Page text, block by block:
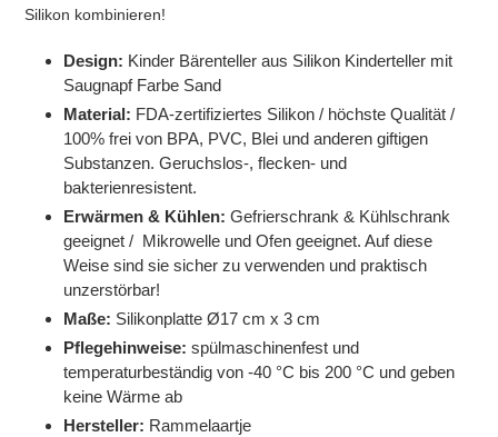
Silikon kombinieren!
Design: Kinder Bärenteller aus Silikon Kinderteller mit
Saugnapf Farbe Sand
Material: FDA-zertifiziertes Silikon / höchste Qualität /
100% frei von BPA, PVC, Blei und anderen giftigen
Substanzen. Geruchslos-, flecken- und
bakterienresistent.
Erwärmen & Kühlen: Gefrierschrank & Kühlschrank
geeignet / Mikrowelle und Ofen geeignet. Auf diese
Weise sind sie sicher zu verwenden und praktisch
unzerstörbar!
Maße: Silikonplatte Ø17 cm x 3 cm
Pflegehinweise: spülmaschinenfest und
temperaturbeständig von -40 °C bis 200 °C und geben
keine Wärme ab
Hersteller: Rammelaartje